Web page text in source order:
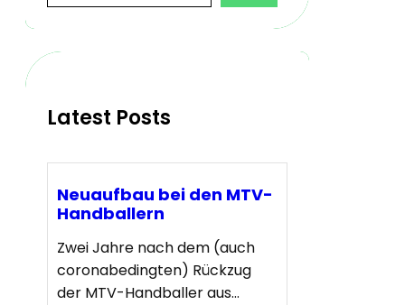
a
c
Latest Posts
Neuaufbau bei den MTV-
Handballern
Zwei Jahre nach dem (auch
coronabedingten) Rückzug
der MTV-Handballer aus…